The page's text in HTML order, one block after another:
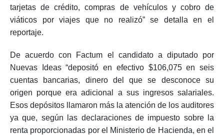
tarjetas de crédito, compras de vehículos y cobro de
viáticos por viajes que no realizó” se detalla en el
reportaje.
De acuerdo con Factum el candidato a diputado por
Nuevas Ideas “depositó en efectivo $106,075 en seis
cuentas bancarias, dinero del que se desconoce su
origen porque era adicional a sus ingresos salariales.
Esos depósitos llamaron más la atención de los auditores
ya que, según las declaraciones de impuesto sobre la
renta proporcionadas por el Ministerio de Hacienda, en el